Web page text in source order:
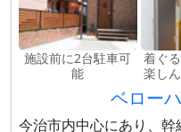
施設前に2台駐車可
能
着ぐ
楽し
ベロー
今治市内中心にあり、